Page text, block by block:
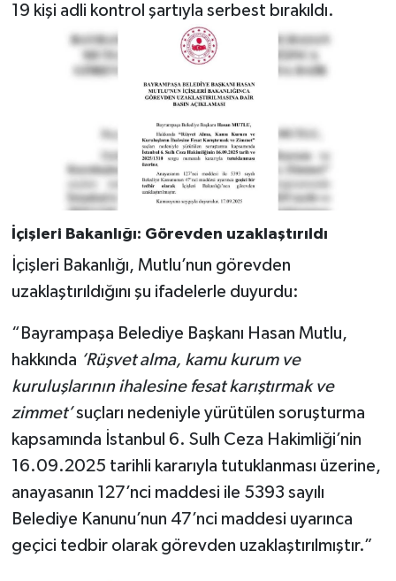
19 kişi adli kontrol şartıyla serbest bırakıldı.
İçişleri Bakanlığı: Görevden uzaklaştırıldı
İçişleri Bakanlığı, Mutlu’nun görevden
uzaklaştırıldığını şu ifadelerle duyurdu:
“Bayrampaşa Belediye Başkanı Hasan Mutlu,
hakkında ‘Rüşvet alma, kamu kurum ve
kuruluşlarının ihalesine fesat karıştırmak ve
zimmet’suçları nedeniyle yürütülen soruşturma
kapsamında İstanbul 6. Sulh Ceza Hakimliği’nin
16.09.2025 tarihli kararıyla tutuklanması üzerine,
anayasanın 127’nci maddesi ile 5393 sayılı
Belediye Kanunu’nun 47’nci maddesi uyarınca
geçici tedbir olarak görevden uzaklaştırılmıştır.”